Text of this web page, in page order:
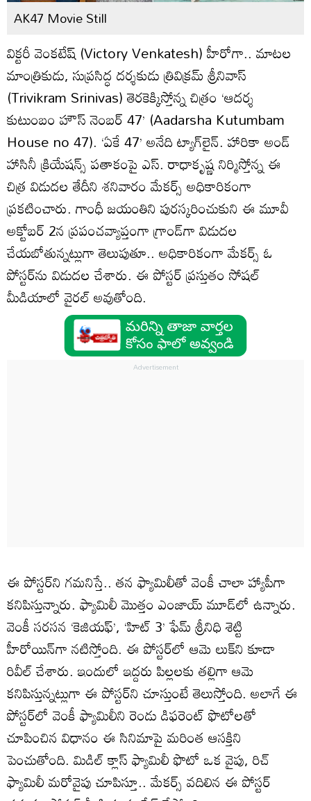
AK47 Movie Still
విక్టరీ వెంకటేష్ (Victory Venkatesh) హీరోగా.. మాటల
మాంత్రికుడు, సుప్రసిద్ధ దర్శకుడు త్రివిక్రమ్ శ్రీనివాస్
(Trivikram Srinivas) తెరకెక్కిస్తోన్న చిత్రం ‘ఆదర్శ
కుటుంబం హౌస్ నెంబర్ 47’ (Aadarsha Kutumbam
House no 47). ‘ఏకే 47’ అనేది ట్యాగ్‌లైన్. హారికా అండ్‌
హాసినీ క్రియేషన్స్‌ పతాకంపై ఎస్. రాధాకృష్ణ నిర్మిస్తోన్న ఈ
చిత్ర విడుదల తేదీని శనివారం మేకర్స్ అధికారికంగా
ప్రకటించారు. గాంధీ జయంతిని పురస్కరించుకుని ఈ మూవీ
అక్టోబర్ 2న ప్రపంచవ్యాప్తంగా గ్రాండ్‌గా విడుదల
చేయబోతున్నట్లుగా తెలుపుతూ.. అధికారికంగా మేకర్స్ ఓ
పోస్టర్‌ను విడుదల చేశారు. ఈ పోస్టర్ ప్రస్తుతం సోషల్
మీడియాలో వైరల్ అవుతోంది.
ఈ పోస్టర్‌‌ని గమనిస్తే.. తన ఫ్యామిలీతో వెంకీ చాలా హ్యాపీగా
కనిపిస్తున్నారు. ఫ్యామిలీ మొత్తం ఎంజాయ్ మూడ్‌లో ఉన్నారు.
వెంకీ సరసన ‘కెజియఫ్’, ‘హిట్ 3’ ఫేమ్ శ్రీనిధి శెట్టి
హీరోయిన్‌గా నటిస్తోంది. ఈ పోస్టర్‌లో ఆమె లుక్‌ని కూడా
రివీల్ చేశారు. ఇందులో ఇద్దరు పిల్లలకు తల్లిగా ఆమె
కనిపిస్తున్నట్లుగా ఈ పోస్టర్‌ని చూస్తుంటే తెలుస్తోంది. అలాగే ఈ
పోస్టర్‌లో వెంకీ ఫ్యామిలీని రెండు డిఫరెంట్ ఫొటోలతో
చూపించిన విధానం ఈ సినిమాపై మరింత ఆసక్తిని
పెంచుతోంది. మిడిల్ క్లాస్ ఫ్యామిలీ ఫొటో ఒక వైపు, రిచ్
ఫ్యామిలీ మరోవైపు చూపిస్తూ.. మేకర్స్ వదిలిన ఈ పోస్టర్